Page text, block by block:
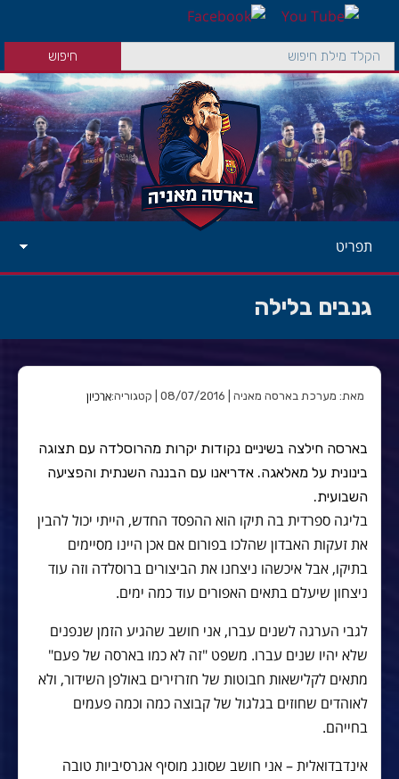
תפריט
גנבים בלילה
מאת: מערכת בארסה מאניה | 08/07/2016 | קטגוריה: ארכיון
בארסה חילצה בשיניים נקודות יקרות מהרוסלדה עם תצוגה
בינונית על מאלאגה. אדריאנו עם הבננה השנתית והפציעה
השבועית.
בליגה ספרדית בה תיקו הוא ההפסד החדש, הייתי יכול להבין
את זעקות האבדון שהלכו בפורום אם אכן היינו מסיימים
בתיקו, אבל איכשהו ניצחנו את הביצורים ברוסלדה וזה עוד
ניצחון שיעלם בתאים האפורים עוד כמה ימים.
לגבי הערגה לשנים עברו, אני חושב שהגיע הזמן שנפנים
שלא יהיו שנים עברו. משפט "זה לא כמו בארסה של פעם"
מתאים לקלישאות חבוטות של חזרזירים באולפן השידור, ולא
לאוהדים שחוזים בגלגול של קבוצה כמה וכמה פעמים
בחייהם.
אינדבדואלית – אני חושב שסונג מוסיף אגרסיביות טובה